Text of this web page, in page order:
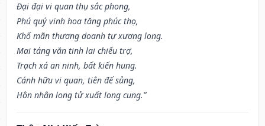
Đại đại vi quan thụ sắc phong,
Phú quý vinh hoa tăng phúc thọ,
Khố mãn thương doanh tự xương long.
Mai táng văn tinh lai chiếu trợ,
Trạch xá an ninh, bất kiến hung.
Cánh hữu vi quan, tiên đế sủng,
Hôn nhân long tử xuất long cung.”